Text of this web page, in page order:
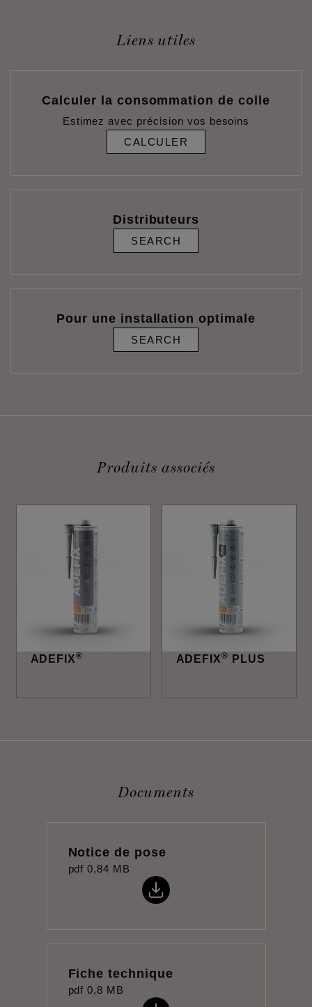
Liens utiles
Calculer la consommation de colle
Estimez avec précision vos besoins
CALCULER
Distributeurs
SEARCH
Pour une installation optimale
SEARCH
Produits associés
ADEFIX® ADEFIX® PLUS
Documents
Notice de pose
pdf 0,84 MB
Fiche technique
pdf 0,8 MB